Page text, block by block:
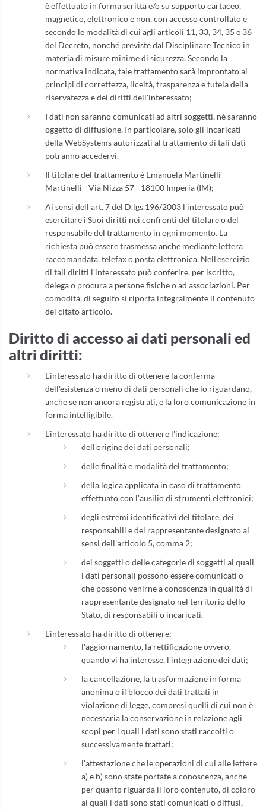
è effettuato in forma scritta e/o su supporto cartaceo,
magnetico, elettronico e non, con accesso controllato e
secondo le modalità di cui agli articoli 11, 33, 34, 35 e 36
del Decreto, nonché previste dal Disciplinare Tecnico in
materia di misure minime di sicurezza. Secondo la
normativa indicata, tale trattamento sarà improntato ai
principi di correttezza, liceità, trasparenza e tutela della
riservatezza e dei diritti dell'interessato;
I dati non saranno comunicati ad altri soggetti, né saranno
oggetto di diffusione. In particolare, solo gli incaricati
della WebSystems autorizzati al trattamento di tali dati
potranno accedervi.
Il titolare del trattamento è Emanuela Martinelli
Martinelli - Via Nizza 57 - 18100 Imperia (IM);
Ai sensi dell'art. 7 del D.lgs.196/2003 l'interessato può
esercitare i Suoi diritti nei confronti del titolare o del
responsabile del trattamento in ogni momento. La
richiesta può essere trasmessa anche mediante lettera
raccomandata, telefax o posta elettronica. Nell'esercizio
di tali diritti l'interessato può conferire, per iscritto,
delega o procura a persone fisiche o ad associazioni. Per
comodità, di seguito si riporta integralmente il contenuto
del citato articolo.
Diritto di accesso ai dati personali ed
altri diritti:
L'interessato ha diritto di ottenere la conferma
dell'esistenza o meno di dati personali che lo riguardano,
anche se non ancora registrati, e la loro comunicazione in
forma intelligibile.
L'interessato ha diritto di ottenere l'indicazione:
dell'origine dei dati personali;
delle finalità e modalità del trattamento;
della logica applicata in caso di trattamento
effettuato con l'ausilio di strumenti elettronici;
degli estremi identificativi del titolare, dei
responsabili e del rappresentante designato ai
sensi dell'articolo 5, comma 2;
dei soggetti o delle categorie di soggetti ai quali
i dati personali possono essere comunicati o
che possono venirne a conoscenza in qualità di
rappresentante designato nel territorio dello
Stato, di responsabili o incaricati.
L'interessato ha diritto di ottenere:
l'aggiornamento, la rettificazione ovvero,
quando vi ha interesse, l'integrazione dei dati;
la cancellazione, la trasformazione in forma
anonima o il blocco dei dati trattati in
violazione di legge, compresi quelli di cui non è
necessaria la conservazione in relazione agli
scopi per i quali i dati sono stati raccolti o
successivamente trattati;
l'attestazione che le operazioni di cui alle lettere
a) e b) sono state portate a conoscenza, anche
per quanto riguarda il loro contenuto, di coloro
ai quali i dati sono stati comunicati o diffusi,